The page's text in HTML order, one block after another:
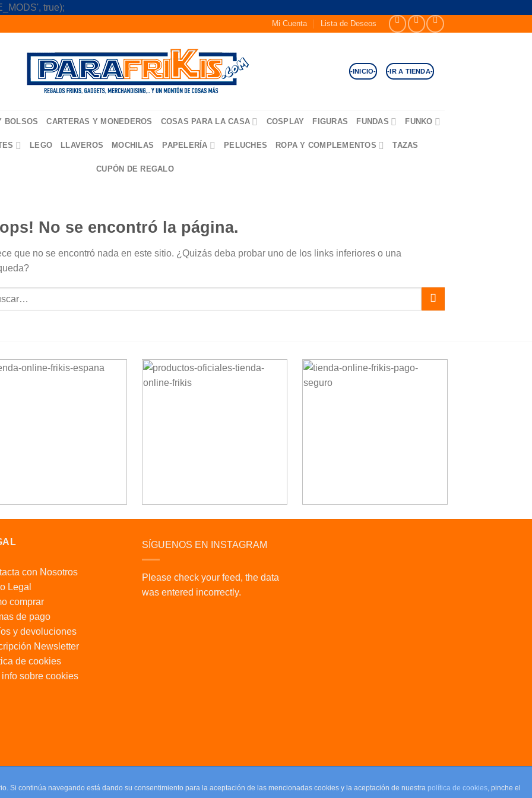
true);
Mi Cuenta Lista de Deseos
-INICIO- -IR A TIENDA-
BOLSOS CARTERAS Y MONEDEROS COSAS PARA LA CASA COSPLAY FIGURAS FUNDAS FUNKO
LEGO LLAVEROS MOCHILAS PAPELERÍA PELUCHES ROPA Y COMPLEMENTOS TAZAS
CUPÓN DE REGALO
No se encontró la página.
que no se encontró nada en este sitio. ¿Quizás deba probar uno de los links inferiores o una
con Nosotros
Legal
comprar
de pago
y devoluciones
Newsletter
de cookies
info sobre cookies
SÍGUENOS EN INSTAGRAM
Please check your feed, the data
was entered incorrectly.
Si continúa navegando está dando su consentimiento para la aceptación de las mencionadas cookies y la aceptación de nuestra política de cookies, pinche el